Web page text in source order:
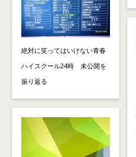
絶対に笑ってはいけない青春
ハイスクール24時 未公開を
振り返る